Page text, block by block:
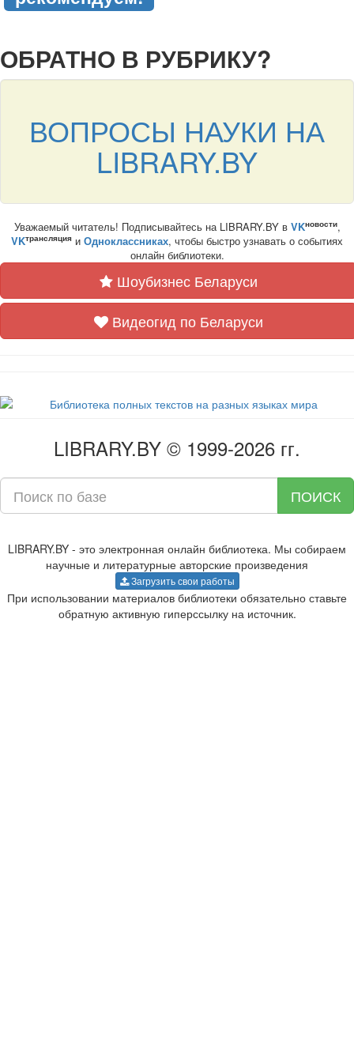
ОБРАТНО В РУБРИКУ?
ВОПРОСЫ НАУКИ НА
LIBRARY.BY
Уважаемый читатель! Подписывайтесь на LIBRARY.BY в VKновости,
VKтрансляция и Одноклассниках, чтобы быстро узнавать о событиях
онлайн библиотеки.
Шоубизнес Беларуси
Видеогид по Беларуси
LIBRARY.BY © 1999-2026 гг.
ПОИСК
LIBRARY.BY - это электронная онлайн библиотека. Мы собираем
научные и литературные авторские произведения
Загрузить свои работы
При использовании материалов библиотеки обязательно ставьте
обратную активную гиперссылку на источник.